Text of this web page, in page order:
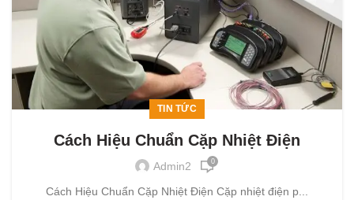
TIN TỨC
Cách Hiệu Chuẩn Cặp Nhiệt Điện
Admin2 0
Cách Hiệu Chuẩn Cặp Nhiệt Điện Cặp nhiệt điện p...